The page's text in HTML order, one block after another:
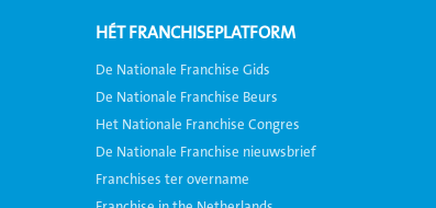
HÉT FRANCHISEPLATFORM
De Nationale Franchise Gids
De Nationale Franchise Beurs
Het Nationale Franchise Congres
De Nationale Franchise nieuwsbrief
Franchises ter overname